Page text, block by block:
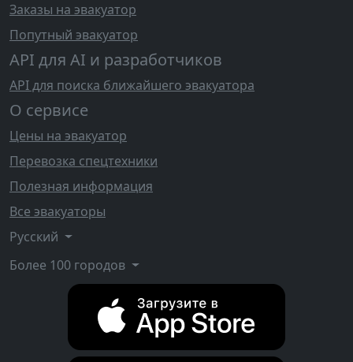
Заказы на эвакуатор
Попутный эвакуатор
API для AI и разработчиков
API для поиска ближайшего эвакуатора
О сервисе
Цены на эвакуатор
Перевозка спецтехники
Полезная информация
Все эвакуаторы
Русский
Более 100 городов